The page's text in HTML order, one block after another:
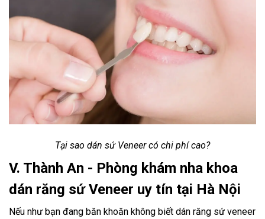
Tại sao dán sứ Veneer có chi phí cao?
V. Thành An - Phòng khám nha khoa
dán răng sứ Veneer uy tín tại Hà Nội
Nếu như bạn đang băn khoăn không biết dán răng sứ veneer